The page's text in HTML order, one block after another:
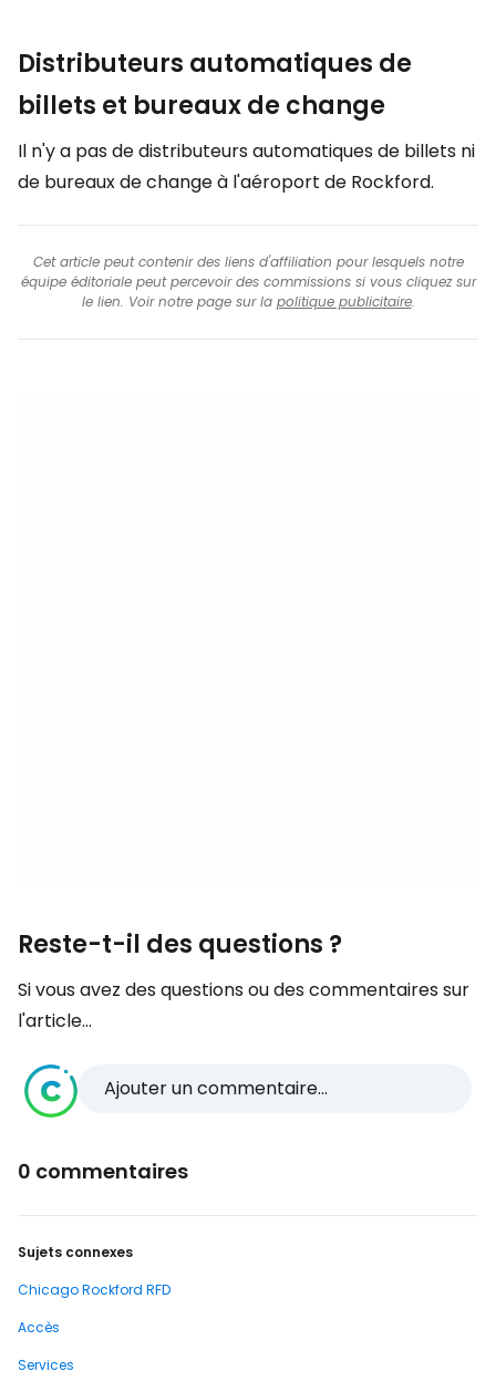
Distributeurs automatiques de
billets et bureaux de change
Il n'y a pas de distributeurs automatiques de billets ni
de bureaux de change à l'aéroport de Rockford.
Cet article peut contenir des liens d'affiliation pour lesquels notre
équipe éditoriale peut percevoir des commissions si vous cliquez sur
le lien. Voir notre page sur la politique publicitaire.
Reste-t-il des questions ?
Si vous avez des questions ou des commentaires sur
l'article...
Ajouter un commentaire...
0 commentaires
Sujets connexes
Chicago Rockford RFD
Accès
Services